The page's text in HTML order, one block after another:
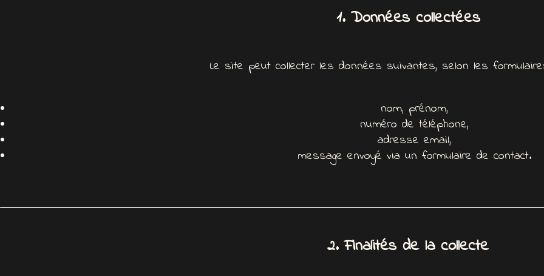
1. Données collectées
Le site peut collecter les données suivantes, selon les
nom, prénom,
numéro de téléphone,
adresse email,
message envoyé via un formulaire de contact.
2. Finalités de la collecte